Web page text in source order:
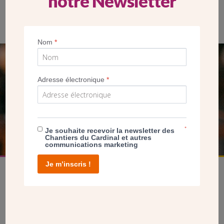
SEUL VOTRE DON
NOUS PERMET D’AGIR
FAIRE UN DON
Nom*
Adresse électronique*
Je souhaite recevoir la newsletter des
Chantiers du Cardinal et autres
communications marketing
*
Je m’inscris !